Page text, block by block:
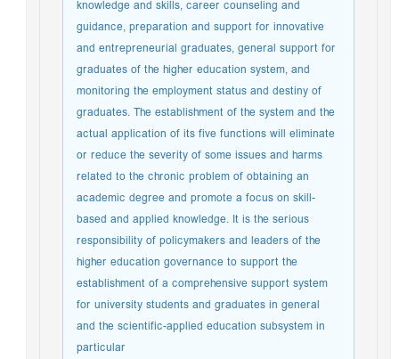
knowledge and skills, career counseling and
guidance, preparation and support for innovative
and entrepreneurial graduates, general support for
graduates of the higher education system, and
monitoring the employment status and destiny of
graduates. The establishment of the system and the
actual application of its five functions will eliminate
or reduce the severity of some issues and harms
related to the chronic problem of obtaining an
academic degree and promote a focus on skill-
based and applied knowledge. It is the serious
responsibility of policymakers and leaders of the
higher education governance to support the
establishment of a comprehensive support system
for university students and graduates in general
and the scientific-applied education subsystem in
particular